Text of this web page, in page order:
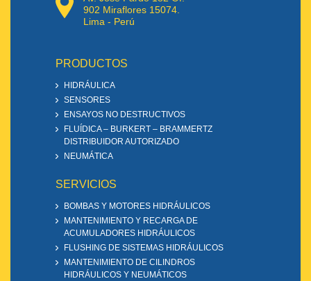
902 Miraflores 15074.
Lima - Perú
PRODUCTOS
HIDRÁULICA
SENSORES
ENSAYOS NO DESTRUCTIVOS
FLUÍDICA – BURKERT – BRAMMERTZ
DISTRIBUIDOR AUTORIZADO
NEUMÁTICA
SERVICIOS
BOMBAS Y MOTORES HIDRÁULICOS
MANTENIMIENTO Y RECARGA DE
ACUMULADORES HIDRÁULICOS
FLUSHING DE SISTEMAS HIDRÁULICOS
MANTENIMIENTO DE CILINDROS
HIDRÁULICOS Y NEUMÁTICOS